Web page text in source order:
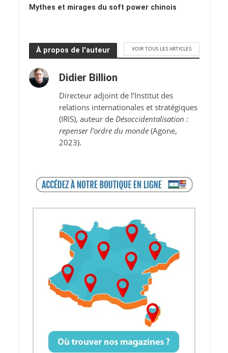
Mythes et mirages du soft power chinois
À propos de l'auteur VOIR TOUS LES ARTICLES
Didier Billion
Directeur adjoint de l’Institut des
relations internationales et stratégiques
(IRIS), auteur de Désoccidentalisation :
repenser l’ordre du monde(Agone,
2023).